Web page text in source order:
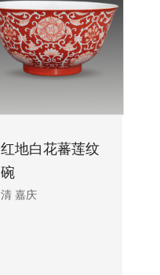
红地白花蕃莲纹
碗
清 嘉庆